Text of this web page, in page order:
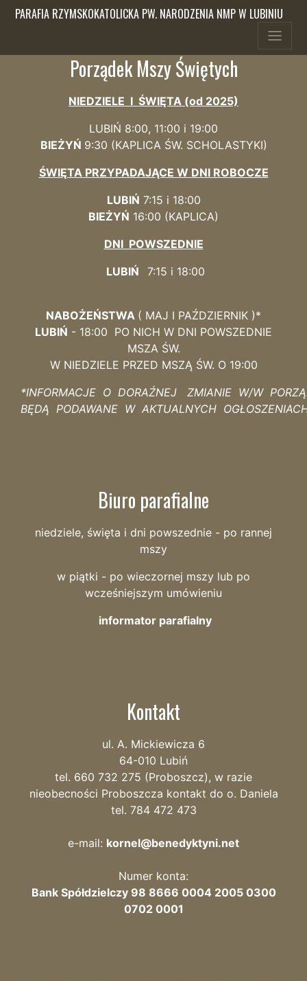
Porządek Mszy Świętych
NIEDZIELE I ŚWIĘTA (od 2025)
LUBIŃ 8:00, 11:00 i 19:00
BIEŻYŃ 9:30 (KAPLICA ŚW. SCHOLASTYKI)
ŚWIĘTA PRZYPADAJĄCE W DNI ROBOCZE
LUBIŃ 7:15 i 18:00
BIEŻYŃ 16:00 (KAPLICA)
DNI POWSZEDNIE
LUBIŃ 7:15 i 18:00
NABOŻEŃSTWA ( MAJ I PAŹDZIERNIK )*
LUBIŃ - 18:00 PO NICH W DNI POWSZEDNIE
MSZA ŚW.
W NIEDZIELE PRZED MSZĄ ŚW. O 19:00
*INFORMACJE O DORAŹNEJ ZMIANIE W/W
BĘDĄ PODAWANE W AKTUALNYCH
Biuro parafialne
niedziele, święta i dni powszednie - po rannej
mszy
w piątki - po wieczornej mszy lub po
wcześniejszym umówieniu
informator parafialny
Kontakt
ul. A. Mickiewicza 6
64-010 Lubiń
tel. 660 732 275 (Proboszcz), w razie
nieobecności Proboszcza kontakt do o. Daniela
tel. 784 472 473
e-mail: kornel@benedyktyni.net
Numer konta:
Bank Spółdzielczy 98 8666 0004 2005 0300
0702 0001
PARAFIA RZYMSKOKATOLICKA PW. NARODZENIA NMP W LUBINIU